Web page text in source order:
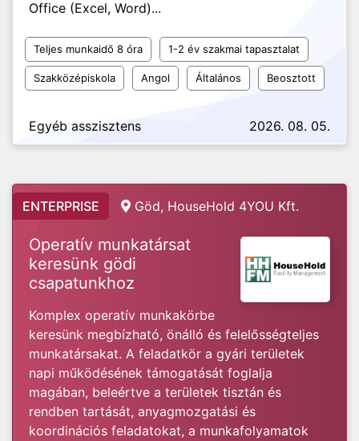
Office (Excel, Word)...
Teljes munkaidő 8 óra 1-2 év szakmai tapasztalat
Szakközépiskola Angol Általános Beosztott
Egyéb asszisztens 2026. 08. 05.
ENTERPRISE Göd, HouseHold 4YOU Kft.
Operatív munkatársat
keresünk gödi
csapatunkhoz
Komplex operatív munkakörbe
keresünk megbízható, önálló és felelősségteljes
munkatársakat. A feladatkör a gyári területek
napi működésének támogatását foglalja
magában, beleértve a területek tisztán és
rendben tartását, anyagmozgatási és
koordinációs feladatokat, a munkafolyamatok